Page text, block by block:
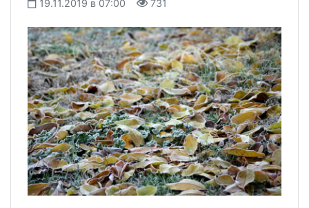
19.11.2019 в 07:00 731